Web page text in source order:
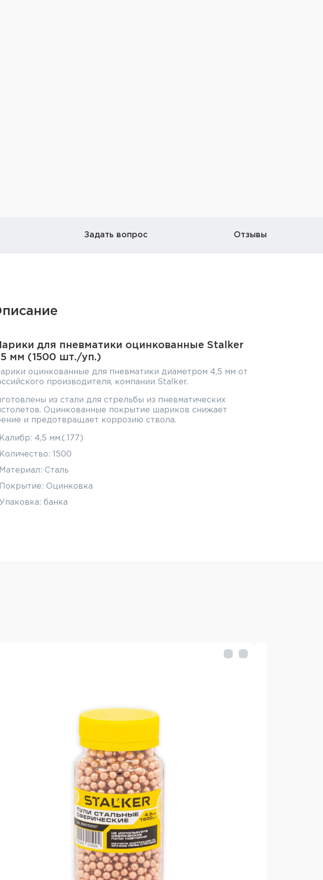
Задать вопрос Отзывы
для пневматики оцинкованные Stalker
мм (1500 шт./уп.)
оцинкованные для пневматики диаметром 4,5 мм от
производителя, компании Stalker.
из стали для стрельбы из пневматических
Оцинкованные покрытие шариков снижает
и предотвращает коррозию ствола.
Калибр: 4,5 мм.(.177)
Количество: 1500
Материал: Сталь
Покрытие: Оцинковка
Упаковка: банка